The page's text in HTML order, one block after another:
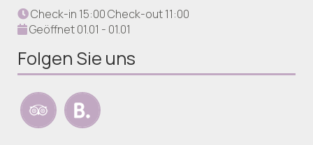
Check-in 15:00 Check-out 11:00
Geöffnet 01.01 - 01.01
Folgen Sie uns